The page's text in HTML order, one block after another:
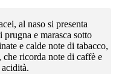
al naso si presenta
e marasca sotto
e calde note di tabacco,
ricorda note di caffè e